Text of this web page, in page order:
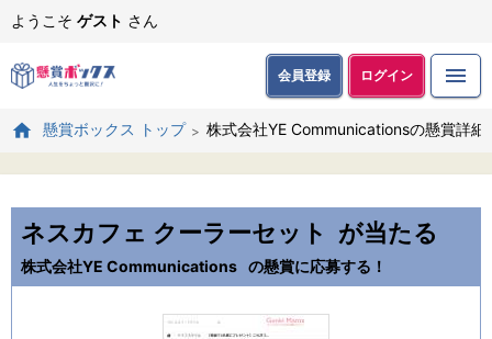
ようこそ ゲスト さん
会員登録 ログイン
懸賞ボックス トップ 株式会社YE Communicationsの懸賞詳細
ネスカフェ クーラーセット が当たる
株式会社YE Communications の懸賞に応募する！